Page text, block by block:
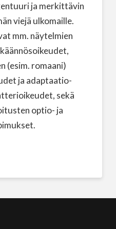
ja merkittävin
viejä ulkomaille.
mm. näytelmien
(esim. romaani)
ja adaptaatio-
sekä
optio- ja